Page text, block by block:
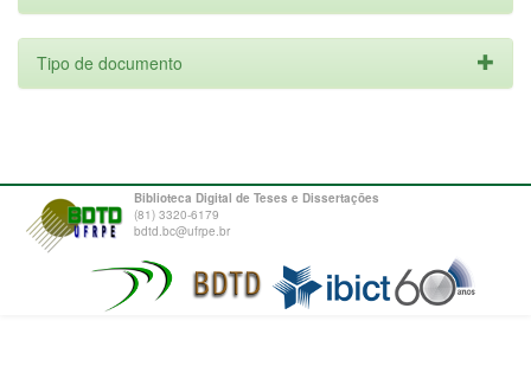
Tipo de documento
Biblioteca Digital de Teses e Dissertações
(81) 3320-6179
bdtd.bc@ufrpe.br